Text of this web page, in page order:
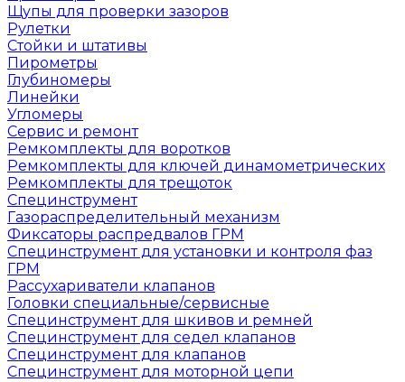
Щупы для проверки зазоров
Рулетки
Стойки и штативы
Пирометры
Глубиномеры
Линейки
Угломеры
Сервис и ремонт
Ремкомплекты для воротков
Ремкомплекты для ключей динамометрических
Ремкомплекты для трещоток
Специнструмент
Газораспределительный механизм
Фиксаторы распредвалов ГРМ
Специнструмент для установки и контроля фаз
ГРМ
Рассухариватели клапанов
Головки специальные/сервисные
Специнструмент для шкивов и ремней
Специнструмент для седел клапанов
Специнструмент для клапанов
Специнструмент для моторной цепи